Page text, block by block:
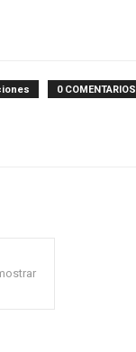
0 COMENTARIOS